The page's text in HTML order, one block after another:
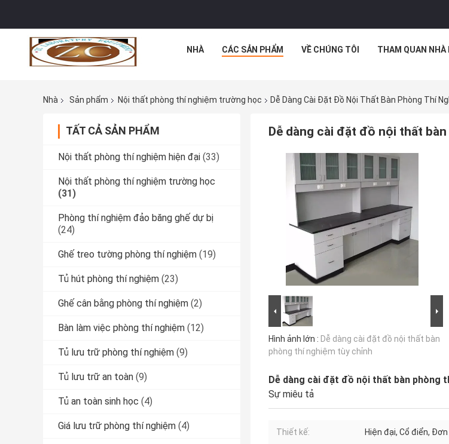
NHÀ CÁC SẢN PHẨM VỀ CHÚNG TÔI THAM QUAN NHÀ
Nhà Sản phẩm Nội thất phòng thí nghiệm trường học Dễ Dàng Cài Đặt Đồ Nội Thất Bàn Phòng Thí
TẤT CẢ SẢN PHẨM
Nội thất phòng thí nghiệm hiện đại (33)
Nội thất phòng thí nghiệm trường học
(31)
Phòng thí nghiệm đảo băng ghế dự bị
(24)
Ghế treo tường phòng thí nghiệm (19)
Tủ hút phòng thí nghiệm (23)
Ghế cân bằng phòng thí nghiệm (2)
Bàn làm việc phòng thí nghiệm (12)
Tủ lưu trữ phòng thí nghiệm (9)
Tủ lưu trữ an toàn (9)
Tủ an toàn sinh học (4)
Giá lưu trữ phòng thí nghiệm (4)
Dễ dàng cài đặt đồ nội thất
Hình ảnh lớn : Dễ dàng cài đặt đồ nội thất bàn
phòng thí nghiệm tùy chỉnh
Dễ dàng cài đặt đồ nội thất bàn phòng
Sự miêu tả
Thiết kế: Hiện đại, Cổ điển,